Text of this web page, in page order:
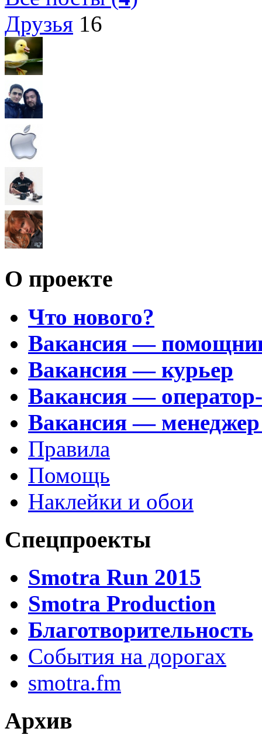
Друзья 16
О проекте
Что нового?
Вакансия —
Вакансия — курьер
Вакансия —
Вакансия —
Правила
Помощь
Наклейки и обои
Спецпроекты
Smotra Run 2015
Smotra Production
Благотворительность
События на дорогах
smotra.fm
Архив